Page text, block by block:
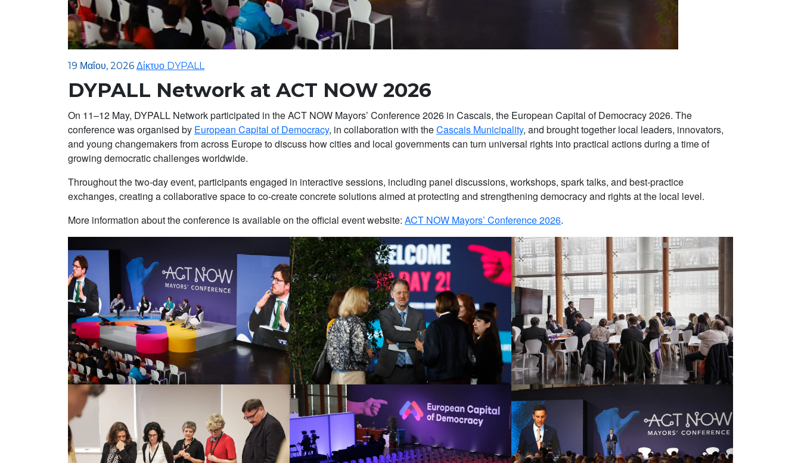
19 Μαΐου, 2026 Δίκτυο DYPALL
DYPALL Network at ACT NOW 2026
On 11–12 May, DYPALL Network participated in the ACT NOW Mayors’ Conference 2026 in Cascais, the European Capital of Democracy 2026. The
conference was organised by European Capital of Democracy, in collaboration with theCascais Municipality, and brought together local leaders, innovators,
and young changemakers from across Europe to discuss how cities and local governments can turn universal rights into practical actions during a time of
growing democratic challenges worldwide.
Throughout the two-day event, participants engaged in interactive sessions, including panel discussions, workshops, spark talks, and best-practice
exchanges, creating a collaborative space to co-create concrete solutions aimed at protecting and strengthening democracy and rights at the local level.
More information about the conference is available on the official event website: ACT NOW Mayors’ Conference 2026.